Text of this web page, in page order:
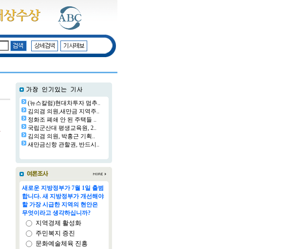
(뉴스칼럼)현대차투자 멈추..
김의겸 의원,새만금 지역주..
정화조 폐쇄 안 된 주택들 ..
국립군산대 평생교육원, 2..
김의겸 의원, 박홍근 기획..
새만금신항 관할권, 반드시..
새로운 지방정부가 7월 1일 출범
합니다. 새 지방정부가 개선해야
할 가장 시급한 지역의 현안은
무엇이라고 생각하십니까?
지역경제 활성화
주민복지 증진
문화예술체육 진흥